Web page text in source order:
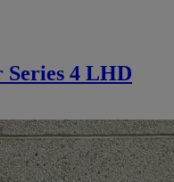
Series 4 LHD